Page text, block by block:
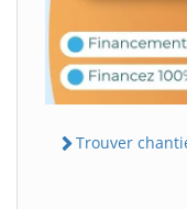
Trouver